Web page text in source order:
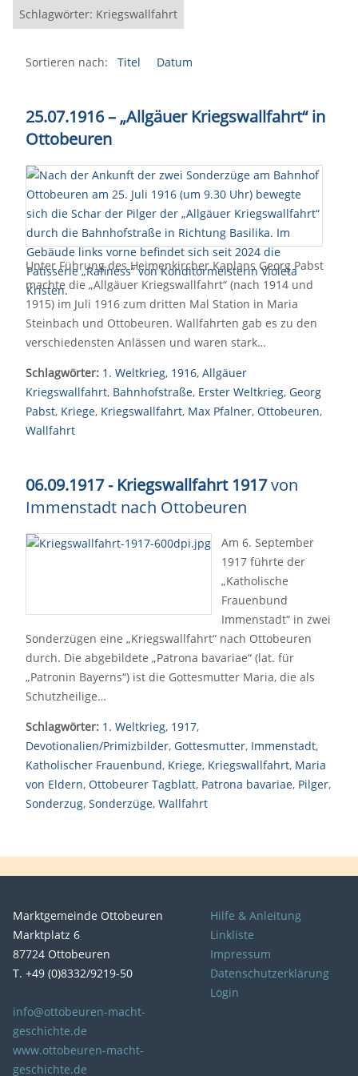
Schlagwörter: Kriegswallfahrt
Sortieren nach: Titel Datum
25.07.1916 – „Allgäuer Kriegswallfahrt“ in
Ottobeuren
Unter Führung des Heimenkircher Kaplans Georg Pabst
machte die „Allgäuer Kriegswallfahrt“ (nach 1914 und
1915) im Juli 1916 zum dritten Mal Station in Maria
Steinbach und Ottobeuren. Wallfahrten gab es zu den
verschiedensten Anlässen und waren stark…
Schlagwörter: 1. Weltkrieg, 1916, Allgäuer
Kriegswallfahrt, Bahnhofstraße, Erster Weltkrieg, Georg
Pabst, Kriege, Kriegswallfahrt, Max Pfalner, Ottobeuren,
Wallfahrt
06.09.1917 - Kriegswallfahrt 1917von
Immenstadt nach Ottobeuren
Am 6. September
1917 führte der
„Katholische
Frauenbund
Immenstadt“ in zwei
Sonderzügen eine „Kriegswallfahrt“ nach Ottobeuren
durch. Die abgebildete „Patrona bavariae“ (lat. für
„Patronin Bayerns“) ist die Gottesmutter Maria, die als
Schutzheilige…
Schlagwörter: 1. Weltkrieg, 1917,
Devotionalien/Primizbilder, Gottesmutter, Immenstadt,
Katholischer Frauenbund, Kriege, Kriegswallfahrt, Maria
von Eldern, Ottobeurer Tagblatt, Patrona bavariae, Pilger,
Sonderzug, Sonderzüge, Wallfahrt
Marktgemeinde Ottobeuren
Marktplatz 6
87724 Ottobeuren
T. +49 (0)8332/9219-50
info@ottobeuren-macht-
geschichte.de
www.ottobeuren-macht-
geschichte.de
Hilfe & Anleitung
Linkliste
Impressum
Datenschutzerklärung
Login